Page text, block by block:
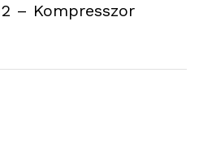
– Kompresszor